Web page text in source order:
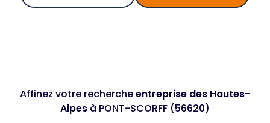
Affinez votre rechercheentreprise des Hautes-
Alpes à PONT-SCORFF (56620)